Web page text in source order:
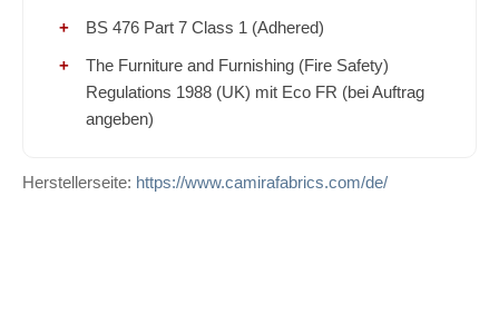
BS 476 Part 7 Class 1 (Adhered)
The Furniture and Furnishing (Fire Safety)
Regulations 1988 (UK) mit Eco FR (bei Auftrag
angeben)
Herstellerseite: https://www.camirafabrics.com/de/